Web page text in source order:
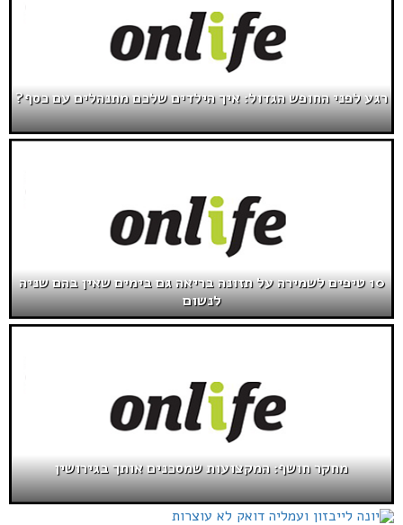
רגע לפני החופש הגדול: איך הילדים שלכם מתנהלים עם כסף?
10 טיפים לשמירה על תזונה בריאה גם בימים שאין בהם שניה
לנשום
מחקר חושף: המקצועות שמסכנים אותך בגירושין